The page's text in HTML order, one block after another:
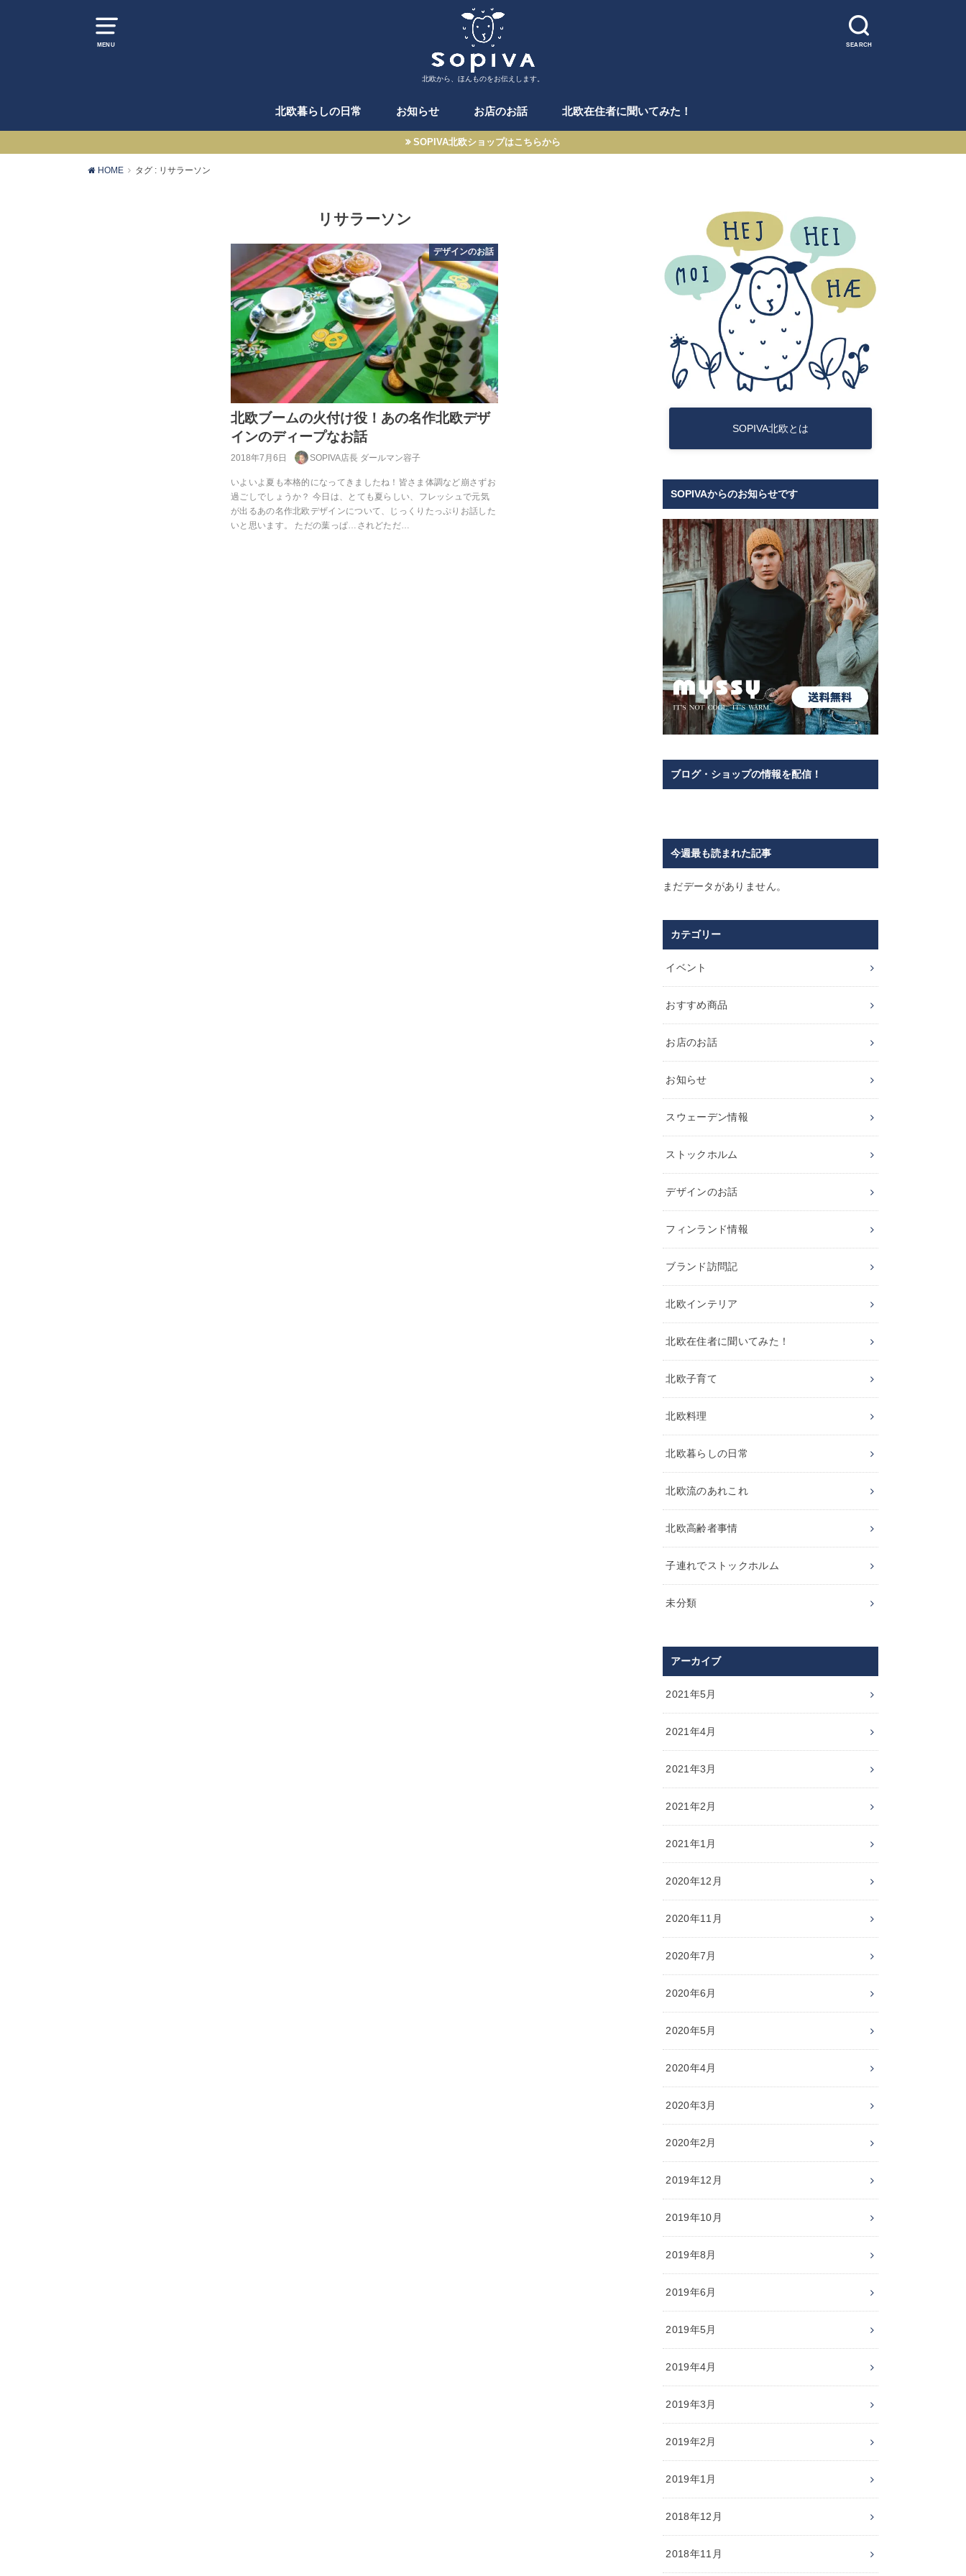
MENU SEARCH
北欧から、ほんものをお伝えします。
北欧暮らしの日常 お知らせ お店のお話 北欧在住者に聞いてみた！
SOPIVA北欧ショップはこちらから
HOME タグ : リサラーソン
リサラーソン
デザインのお話
北欧ブームの火付け役！あの名作北欧デザ
インのディープなお話
2018年7月6日 SOPIVA店長 ダールマン容子
いよいよ夏も本格的になってきましたね！皆さま体調など崩さずお
過ごしでしょうか？ 今日は、とても夏らしい、フレッシュで元気
が出るあの名作北欧デザインについて、じっくりたっぷりお話した
いと思います。 ただの葉っぱ…されどただ…
SOPIVA北欧とは
SOPIVAからのお知らせです
ブログ・ショップの情報を配信！
今週最も読まれた記事
まだデータがありません。
カテゴリー
イベント
おすすめ商品
お店のお話
お知らせ
スウェーデン情報
ストックホルム
デザインのお話
フィンランド情報
ブランド訪問記
北欧インテリア
北欧在住者に聞いてみた！
北欧子育て
北欧料理
北欧暮らしの日常
北欧流のあれこれ
北欧高齢者事情
子連れでストックホルム
未分類
アーカイブ
2021年5月
2021年4月
2021年3月
2021年2月
2021年1月
2020年12月
2020年11月
2020年7月
2020年6月
2020年5月
2020年4月
2020年3月
2020年2月
2019年12月
2019年10月
2019年8月
2019年6月
2019年5月
2019年4月
2019年3月
2019年2月
2019年1月
2018年12月
2018年11月